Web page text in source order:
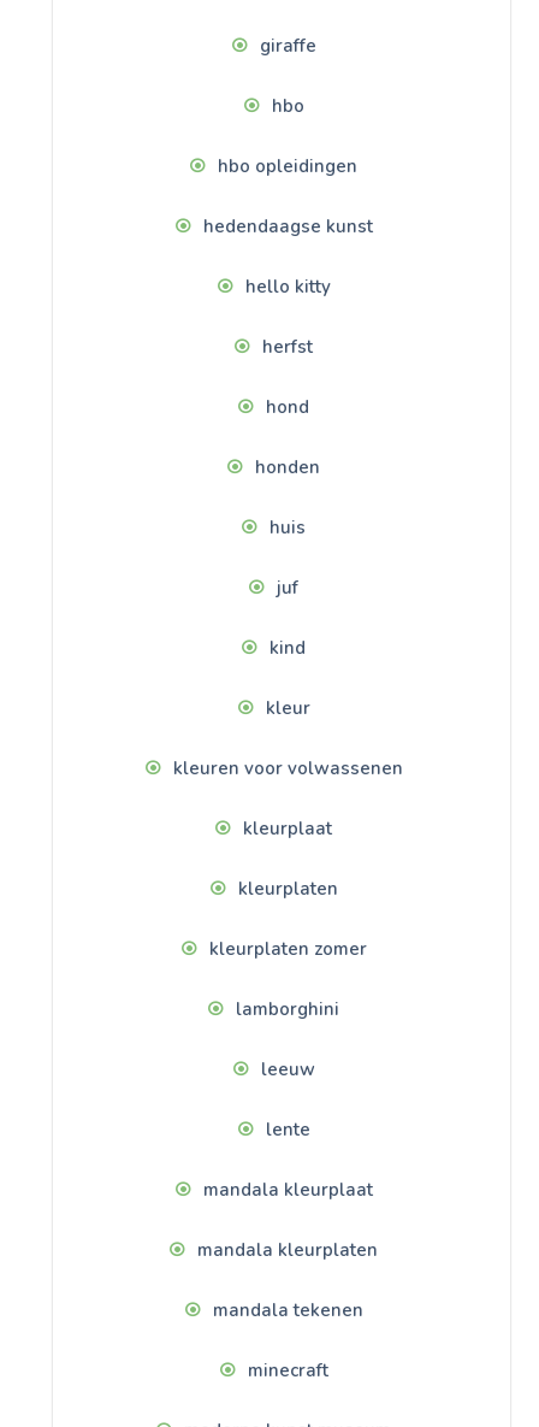
giraffe
hbo
hbo opleidingen
hedendaagse kunst
hello kitty
herfst
hond
honden
huis
juf
kind
kleur
kleuren voor volwassenen
kleurplaat
kleurplaten
kleurplaten zomer
lamborghini
leeuw
lente
mandala kleurplaat
mandala kleurplaten
mandala tekenen
minecraft